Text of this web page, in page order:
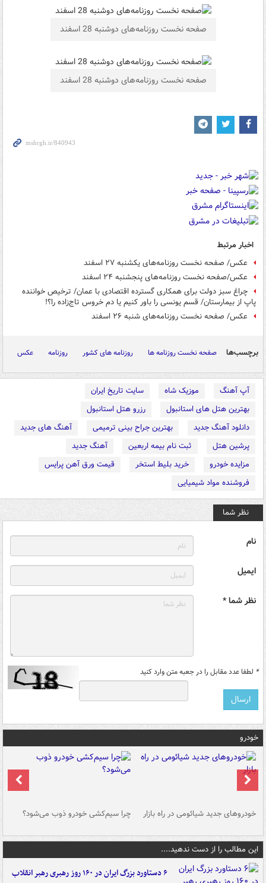
صفحه نخست روزنامه‌های دوشنبه 28 اسفند
صفحه نخست روزنامه‌های دوشنبه 28 اسفند
اخبار مرتبط
عکس/ صفحه نخست روزنامه‌های یکشنبه ۲۷ اسفند
عکس/صفحه نخست روزنامه‌های پنجشنبه ۲۴ اسفند
چراغ سبز دولت برای همکاری گسترده اقتصادی با عمان/ ترخیص خواننده
پاپ از بیمارستان/ قسم یونسی را باور کنیم یا دم خروس تاج‌زاده را؟!
عکس/ صفحه نخست روزنامه‌های شنبه ۲۶ اسفند
برچسب‌ها صفحه نخست روزنامه ها روزنامه های کشور روزنامه عکس
آپ آهنگ موزیک شاه
سایت تاریخ ایران
بهترین هتل های استانبول
رزرو هتل استانبول
دانلود آهنگ جدید
بهترین جراح بینی ترمیمی
آهنگ های جدید
پرشین هتل
ثبت نام بیمه اربعین
آهنگ جدید
مزایده خودرو
خرید بلیط استخر
قیمت ورق آهن پرایس
فروشنده مواد شیمیایی
نظر شما
نام
ایمیل
نظر شما *
* لطفا عدد مقابل را در جعبه متن وارد کنید
خودرو
خودروهای جدید شیائومی در راه بازار چرا سیم‌کشی خودرو ذوب می‌شود؟
این مطالب را از دست ندهید....
۶ دستاورد بزرگ ایران در ۱۶۰ روز رهبری رهبر انقلاب